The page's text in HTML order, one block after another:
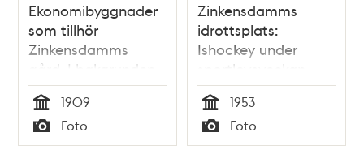
Ekonomibyggnader
som tillhör
Zinkensdamms
gård. I bakgrunden
Tantoberget
Tid
1909
Typ
Foto
Zinkensdamms
idrottsplats:
Ishockey under
sportlovsveckan
1953
Tid
1953
Typ
Foto